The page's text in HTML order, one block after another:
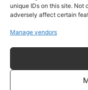
unique IDs on this site.
adversely affect certain
Manage vendors
LA